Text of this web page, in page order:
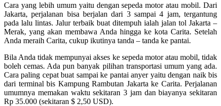
Cara yang lebih umum yaitu dengan sepeda motor atau mobil. Dari
Jakarta, perjalanan bisa berjalan dari 3 sampai 4 jam, tergantung
pada lalu lintas. Jalur terbaik buat ditempuh ialah jalan tol Jakarta –
Merak, yang akan membawa Anda hingga ke kota Carita. Setelah
Anda meraih Carita, cukup ikutinya tanda – tanda ke pantai.
Bila Anda tidak mempunyai akses ke sepeda motor atau mobil, tidak
boleh cemas. Ada pun banyak pilihan transportasi umum yang ada.
Cara paling cepat buat sampai ke pantai anyer yaitu dengan naik bis
dari terminal bis Kampung Rambutan Jakarta ke Carita. Perjalanan
umumnya memakan waktu sekitaran 3 jam dan biayanya sekitaran
Rp 35.000 (sekitaran $ 2,50 USD).